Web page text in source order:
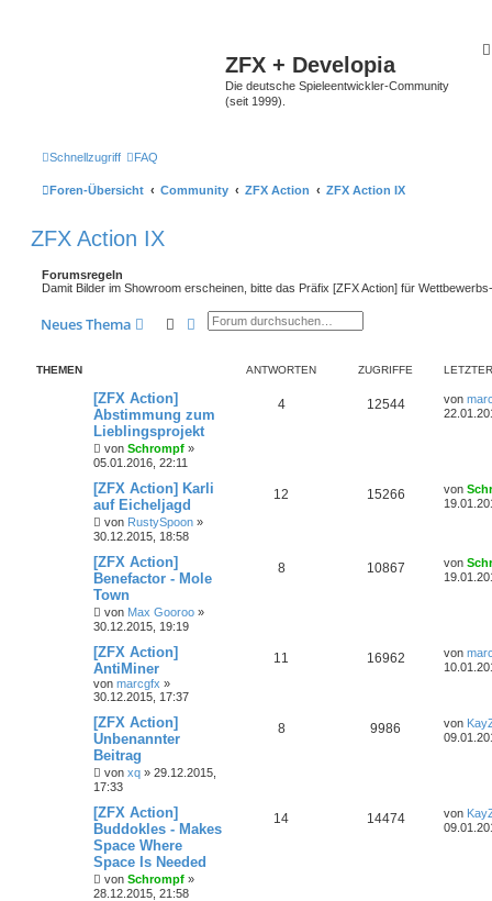
ZFX + Developia
Die deutsche Spieleentwickler-Community
(seit 1999).
Schnellzugriff FAQ
Foren-Übersicht Community ZFX Action ZFX Action IX
ZFX Action IX
Forumsregeln
Damit Bilder im Showroom erscheinen, bitte das Präfix [ZFX Action] für
Neues Thema SucheErweiterte Suche
THEMEN ANTWORTEN ZUGRIFFE
[ZFX Action]
Abstimmung zum
Lieblingsprojekt
von Schrompf »
05.01.2016, 22:11
4 12544 von
[ZFX Action] Karli
auf Eicheljagd
von RustySpoon »
30.12.2015, 18:58
12 15266 von
[ZFX Action]
Benefactor - Mole
Town
von Max Gooroo »
30.12.2015, 19:19
8 10867 von
[ZFX Action]
AntiMiner
von marcgfx »
30.12.2015, 17:37
11 16962 von
[ZFX Action]
Unbenannter
Beitrag
von xq » 29.12.2015,
17:33
8 9986 von
[ZFX Action]
Buddokles - Makes
Space Where
Space Is Needed
von Schrompf »
28.12.2015, 21:58
14 14474 von